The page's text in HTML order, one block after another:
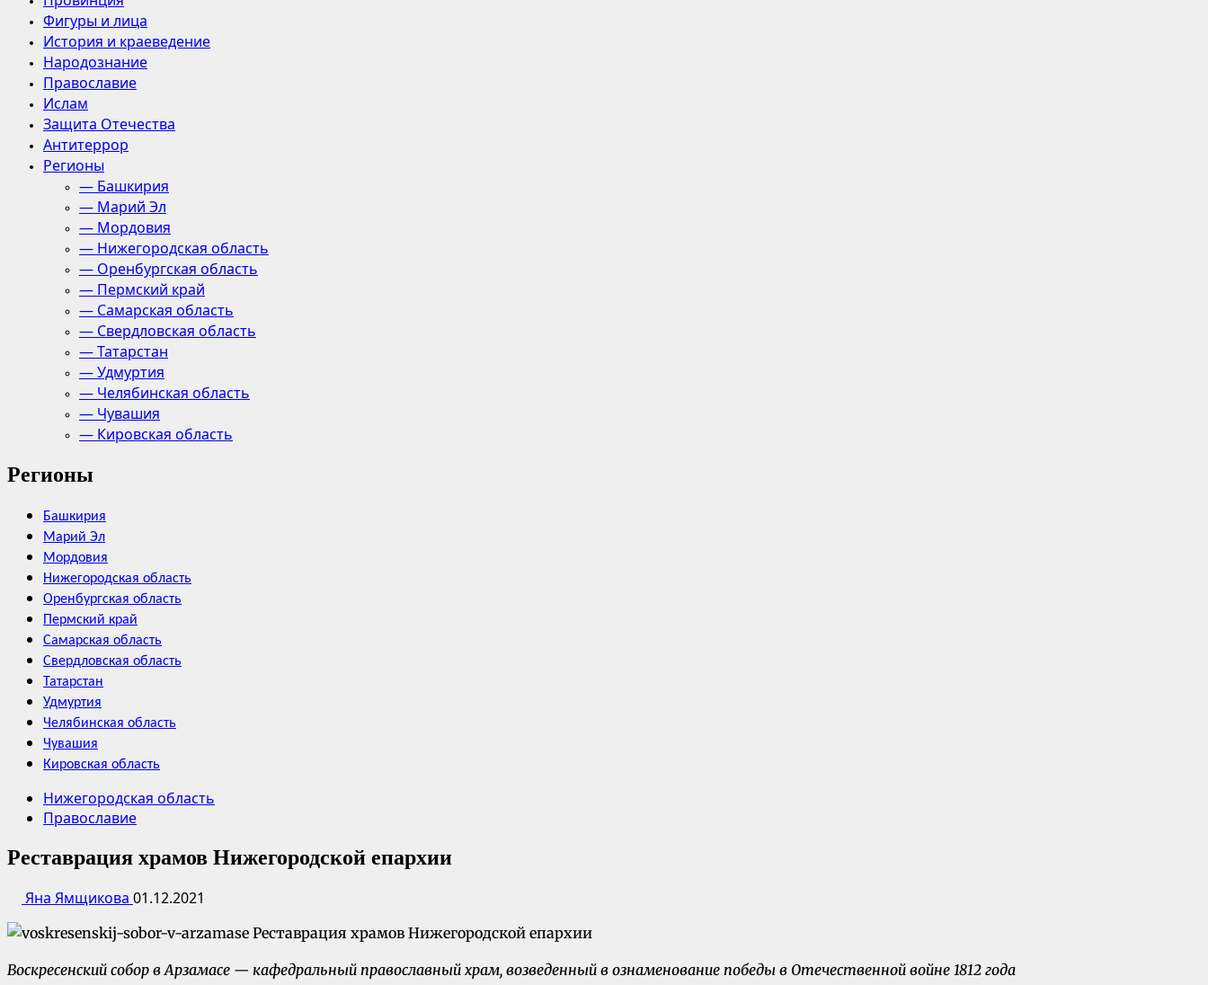
Фигуры и лица
История и краеведение
Народознание
Православие
Ислам
Защита Отечества
Антитеррор
Регионы
— Башкирия
— Марий Эл
— Мордовия
— Нижегородская область
— Оренбургская область
— Пермский край
— Самарская область
— Свердловская область
— Татарстан
— Удмуртия
— Челябинская область
— Чувашия
— Кировская область
Регионы
Башкирия
Марий Эл
Мордовия
Нижегородская область
Оренбургская область
Пермский край
Самарская область
Свердловская область
Татарстан
Удмуртия
Челябинская область
Чувашия
Кировская область
Нижегородская область
Православие
Реставрация храмов Нижегородской епархии
Яна Ямщикова 01.12.2021
Воскресенский собор в Арзамасе — кафедральный православный храм, возведенный в ознаменование победы в Отечественной войне 1812 года